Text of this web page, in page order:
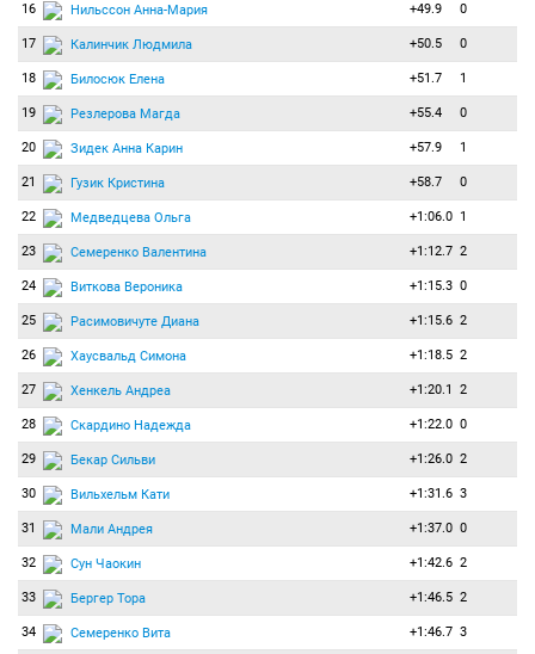
16 Нильcсон Анна-Мария +49.9 0
17 Калинчик Людмила +50.5 0
18 Билосюк Елена +51.7 1
19 Резлерова Магда +55.4 0
20 Зидек Анна Карин +57.9 1
21 Гузик Кристина +58.7 0
22 Медведцева Ольга +1:06.0 1
23 Семеренко Валентина +1:12.7 2
24 Виткова Вероника +1:15.3 0
25 Расимовичуте Диана +1:15.6 2
26 Хаусвальд Симона +1:18.5 2
27 Хенкель Андреа +1:20.1 2
28 Скардино Надежда +1:22.0 0
29 Бекар Сильви +1:26.0 2
30 Вильхельм Кати +1:31.6 3
31 Мали Андрея +1:37.0 0
32 Сун Чаокин +1:42.6 2
33 Бергер Тора +1:46.5 2
34 Семеренко Вита +1:46.7 3